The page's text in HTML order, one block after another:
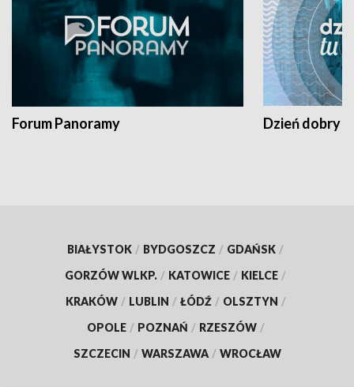
Forum Panoramy Dzień dobry
BIAŁYSTOK / BYDGOSZCZ / GDAŃSK /
GORZÓW WLKP. / KATOWICE / KIELCE /
KRAKÓW / LUBLIN / ŁÓDŹ / OLSZTYN /
OPOLE / POZNAŃ / RZESZÓW /
SZCZECIN / WARSZAWA / WROCŁAW